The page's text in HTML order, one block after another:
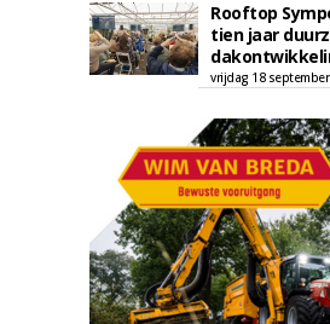
Rooftop
tien jaar
vrijdag 18